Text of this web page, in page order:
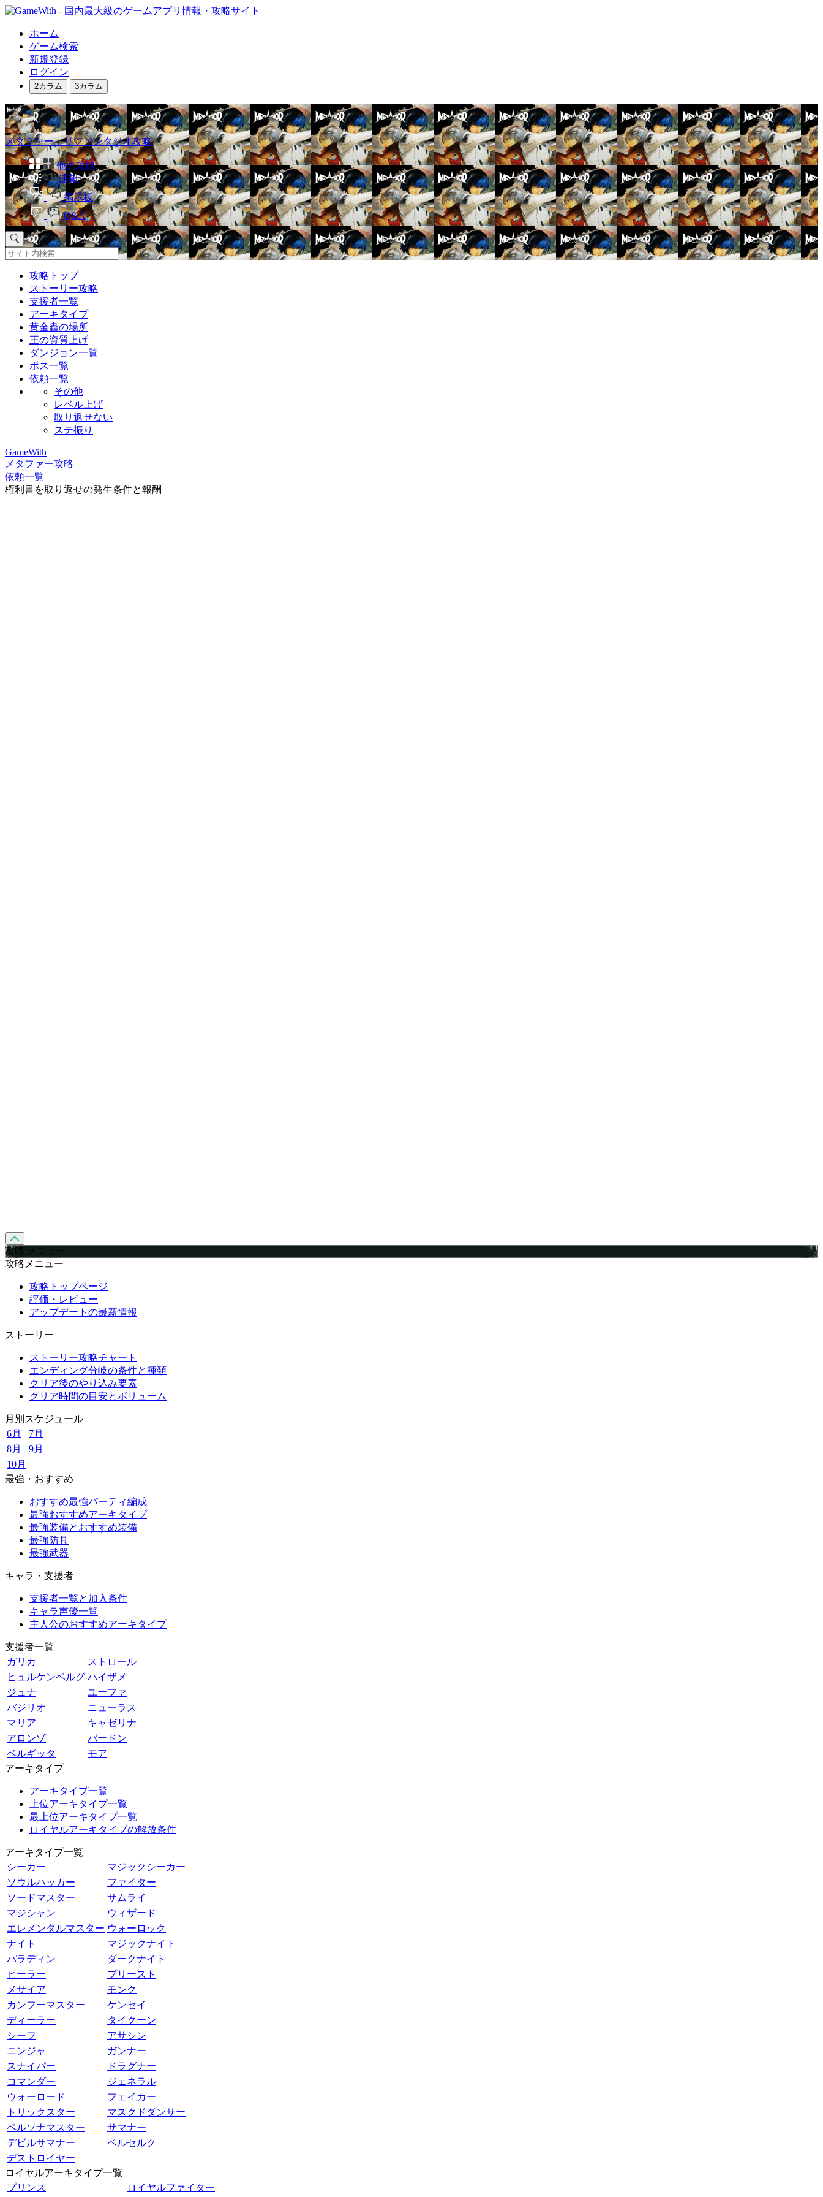
ホーム
ゲーム検索
新規登録
ログイン
2カラム 3カラム
メタファー：リファンタジオ攻略
他の攻略
速報
掲示板
Q&A
攻略トップ
ストーリー攻略
支援者一覧
アーキタイプ
黄金蟲の場所
王の資質上げ
ダンジョン一覧
ボス一覧
依頼一覧
その他
レベル上げ
取り返せない
ステ振り
GameWith
メタファー攻略
依頼一覧
権利書を取り返せの発生条件と報酬
攻略 メニュー
攻略メニュー
攻略トップページ
評価・レビュー
アップデートの最新情報
ストーリー
ストーリー攻略チャート
エンディング分岐の条件と種類
クリア後のやり込み要素
クリア時間の目安とボリューム
月別スケジュール
6月
7月
8月
9月
10月
最強・おすすめ
おすすめ最強パーティ編成
最強おすすめアーキタイプ
最強装備とおすすめ装備
最強防具
最強武器
キャラ・支援者
支援者一覧と加入条件
キャラ声優一覧
主人公のおすすめアーキタイプ
支援者一覧
ガリカ
ストロール
ヒュルケンベルグ ハイザメ
ジュナ
ユーファ
バジリオ
ニューラス
マリア
キャゼリナ
アロンゾ
バードン
ベルギッタ
モア
アーキタイプ
アーキタイプ一覧
上位アーキタイプ一覧
最上位アーキタイプ一覧
ロイヤルアーキタイプの解放条件
アーキタイプ一覧
シーカー
マジックシーカー
ソウルハッカー
ファイター
ソードマスター
サムライ
マジシャン
ウィザード
エレメンタルマスター ウォーロック
ナイト
マジックナイト
パラディン
ダークナイト
ヒーラー
プリースト
メサイア
モンク
カンフーマスター
ケンセイ
ディーラー
タイクーン
シーフ
アサシン
ニンジャ
ガンナー
スナイパー
ドラグナー
コマンダー
ジェネラル
ウォーロード
フェイカー
トリックスター
マスクドダンサー
ペルソナマスター
サマナー
デビルサマナー
ベルセルク
デストロイヤー
ロイヤルアーキタイプ一覧
プリンス
ロイヤルファイター